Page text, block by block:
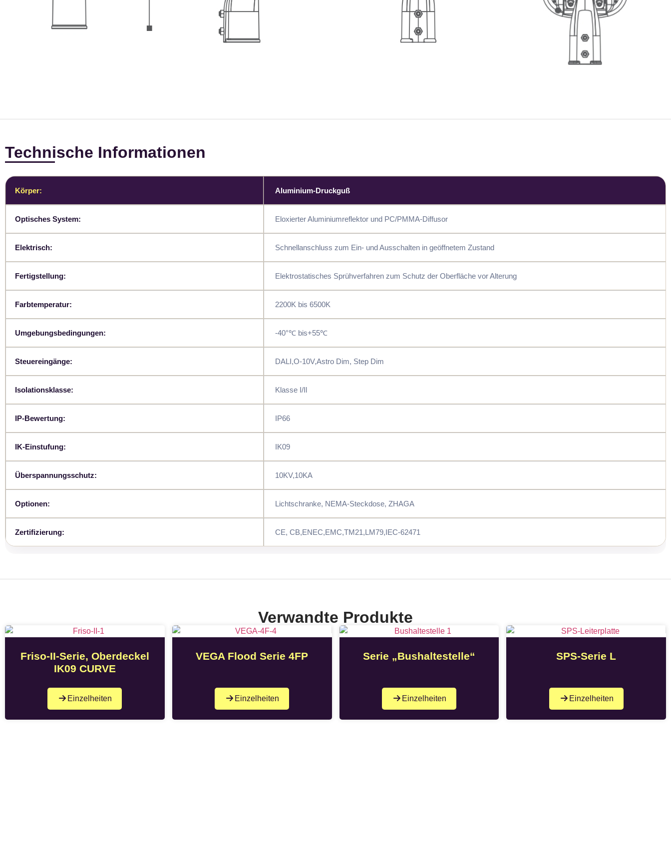
Technische Informationen
Körper: Aluminium-Druckguß
Optisches System: Eloxierter Aluminiumreflektor und PC/PMMA-Diffusor
Elektrisch: Schnellanschluss zum Ein- und Ausschalten in geöffnetem Zustand
Fertigstellung: Elektrostatisches Sprühverfahren zum Schutz der Oberfläche vor Alterung
Farbtemperatur: 2200K bis 6500K
Umgebungsbedingungen: -40°℃ bis+55℃
Steuereingänge: DALI,O-10V,Astro Dim, Step Dim
Isolationsklasse: Klasse I/Il
IP-Bewertung: IP66
IK-Einstufung: IK09
Überspannungsschutz: 10KV,10KA
Optionen: Lichtschranke, NEMA-Steckdose, ZHAGA
Zertifizierung: CE, CB,ENEC,EMC,TM21,LM79,IEC-62471
Verwandte Produkte
Friso-II-Serie, Oberdeckel
IK09 CURVE
Einzelheiten
VEGA Flood Serie 4FP
Einzelheiten
Serie „Bushaltestelle“
Einzelheiten
SPS-Serie L
Einzelheiten